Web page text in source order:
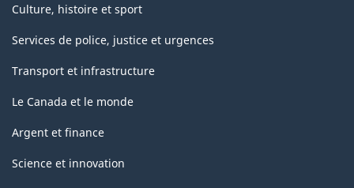
Culture, histoire et sport
Services de police, justice et urgences
Transport et infrastructure
Le Canada et le monde
Argent et finance
Science et innovation